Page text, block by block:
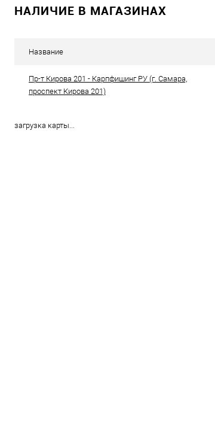
НАЛИЧИЕ В МАГАЗИНАХ
Название
Пр-т Кирова 201 - Карпфишинг РУ (г. Самара,
проспект Кирова 201)
загрузка карты...